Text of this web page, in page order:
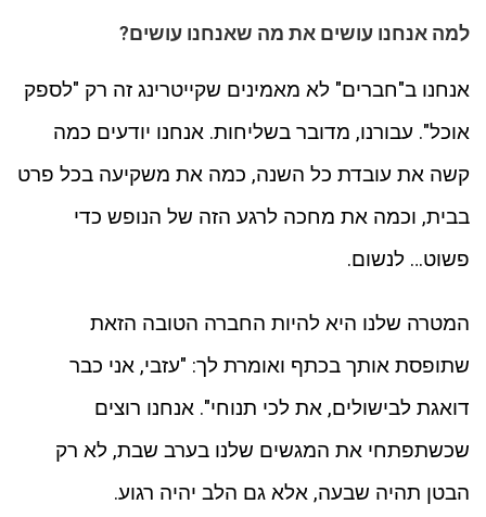
למה אנחנו עושים את מה שאנחנו עושים?
אנחנו ב"חברים" לא מאמינים שקייטרינג זה רק "לספק
אוכל". עבורנו, מדובר בשליחות. אנחנו יודעים כמה
קשה את עובדת כל השנה, כמה את משקיעה בכל פרט
בבית, וכמה את מחכה לרגע הזה של הנופש כדי
פשוט… לנשום.
המטרה שלנו היא להיות החברה הטובה הזאת
שתופסת אותך בכתף ואומרת לך: "עזבי, אני כבר
דואגת לבישולים, את לכי תנוחי". אנחנו רוצים
שכשתפתחי את המגשים שלנו בערב שבת, לא רק
הבטן תהיה שבעה, אלא גם הלב יהיה רגוע.